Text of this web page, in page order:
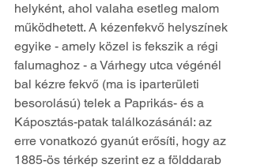
helyként, ahol valaha esetleg malom
működhetett. A kézenfekvő helyszínek
egyike - amely közel is fekszik a régi
falumaghoz - a Várhegy utca végénél
bal kézre fekvő (ma is iparterületi
besorolású) telek a Paprikás- és a
Káposztás-patak találkozásánál: az
erre vonatkozó gyanút erősíti, hogy az
1885-ös térkép szerint ez a földdarab